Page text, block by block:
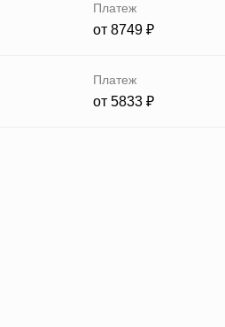
Платеж
от 5833 ₽
Платеж
от 8749 ₽